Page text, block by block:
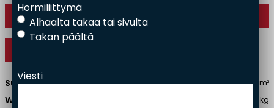
Hormiliittymä
Alhaalta takaa tai sivulta
Takan päältä
Viesti
Contact us
Suggested heating area: 50-100 m²
Weight: 335kg